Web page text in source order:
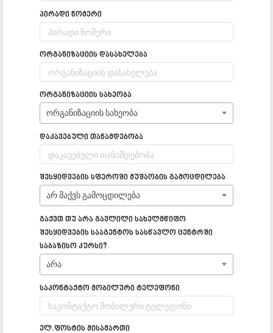
პირადი ნომერი
ორგანიზაციის დასახელება
ორგანიზაციის სახეობა
ორგანიზაციის სახეობა
დაკავებული თანამდებობა
შესყიდვების სფეროში მუშაობის გამოცდილება
არ მაქვს გამოცდილება
გაქვთ თუ არა გავლილი სახელმწიფო
შესყიდვების სააგენტოს სასწავლო ცენტრში
საბაზისო კურსი?
არა
საკონტაქტო მობილური ტელეფონი
ელ.ფოსტის მისამართი